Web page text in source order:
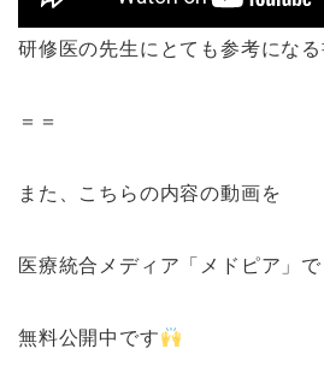
研修医の先生にとても参考になる
＝＝
また、こちらの内容の動画を
医療統合メディア「メドピア」で
無料公開中です